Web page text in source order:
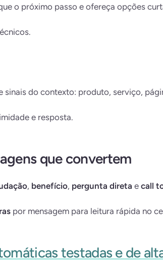
o próximo passo e ofereça opções
sinais do contexto: produto, serviço,
e resposta.
que convertem
, benefício, pergunta direta e call
por mensagem para leitura rápida no
testadas e de